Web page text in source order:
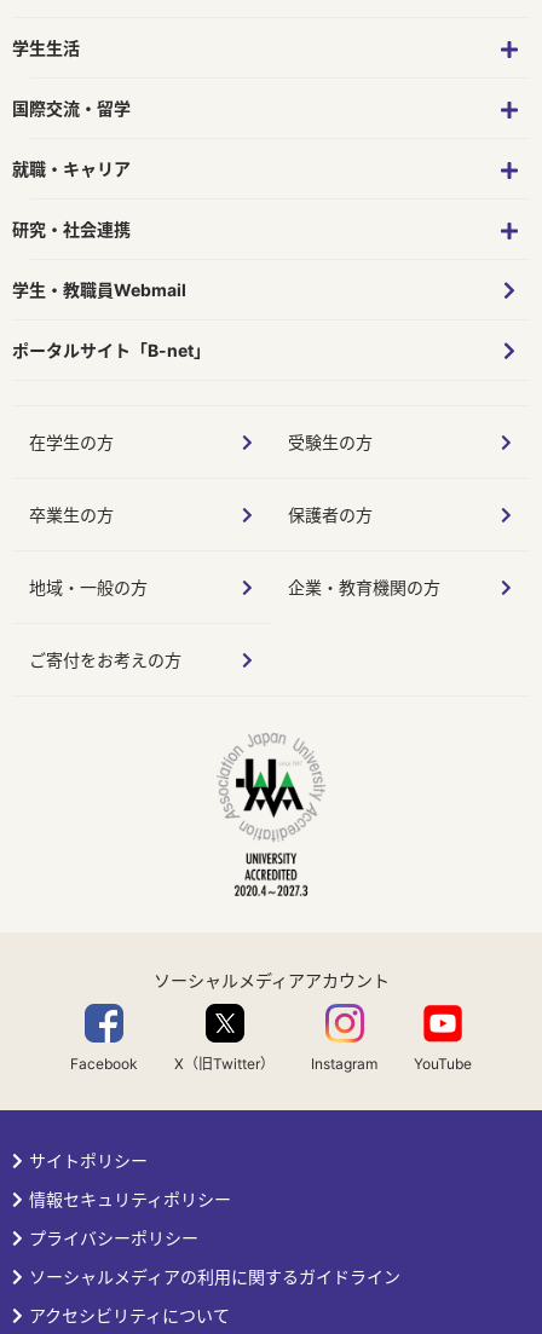
学生生活
国際交流・留学
就職・キャリア
研究・社会連携
学生・教職員Webmail
ポータルサイト「B-net」
在学生の方 受験生の方
卒業生の方 保護者の方
地域・一般の方 企業・教育機関の方
ご寄付をお考えの方
ソーシャルメディアアカウント
Facebook X（旧Twitter） Instagram YouTube
サイトポリシー
情報セキュリティポリシー
プライバシーポリシー
ソーシャルメディアの利用に関するガイドライン
アクセシビリティについて